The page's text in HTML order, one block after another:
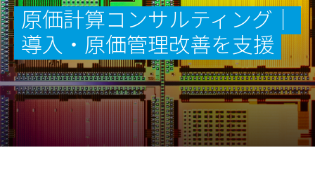
t
原価計算コンサルティング｜
導入・原価管理改善を支援